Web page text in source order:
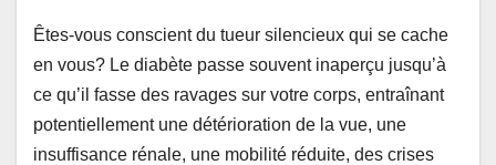
Êtes-vous conscient du tueur silencieux qui se cache
en vous? Le diabète passe souvent inaperçu jusqu’à
ce qu’il fasse des ravages sur votre corps, entraînant
potentiellement une détérioration de la vue, une
insuffisance rénale, une mobilité réduite, des crises